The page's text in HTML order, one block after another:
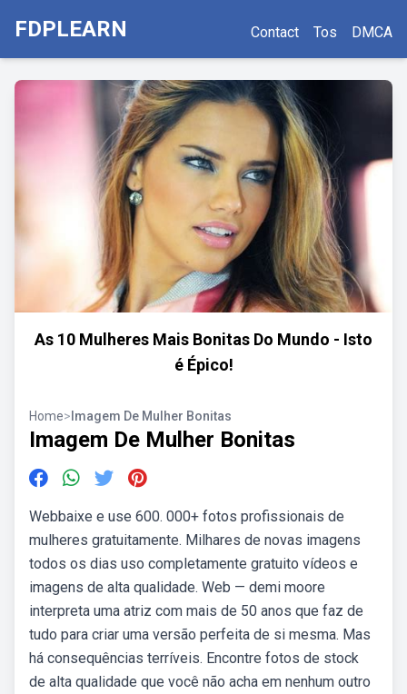
FDPLEARN Contact Tos DMCA
As 10 Mulheres Mais Bonitas Do Mundo - Isto
é Épico!
Home> Imagem De Mulher Bonitas
Imagem De Mulher Bonitas
Webbaixe e use 600. 000+ fotos profissionais de
mulheres gratuitamente. Milhares de novas imagens
todos os dias uso completamente gratuito vídeos e
imagens de alta qualidade. Web — demi moore
interpreta uma atriz com mais de 50 anos que faz de
tudo para criar uma versão perfeita de si mesma. Mas
há consequências terríveis. Encontre fotos de stock
de alta qualidade que você não acha em nenhum outro